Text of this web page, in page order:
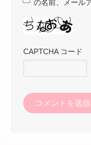
の名前、メール
CAPTCHA コード